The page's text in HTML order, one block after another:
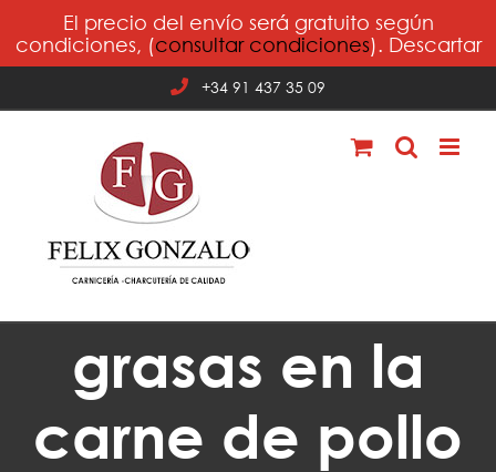
El precio del envío será gratuito según
condiciones, (consultar condiciones). Descartar
contenido
+34 91 437 35 09
grasas en la
carne de pollo